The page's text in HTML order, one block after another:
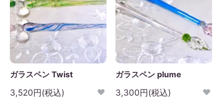
ガラスペン Twist
3,520円(税込)
ガラスペン plume
3,300円(税込)